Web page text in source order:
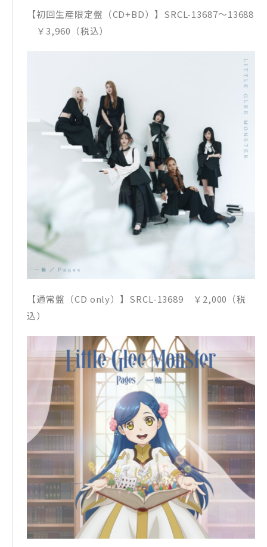
【初回生産限定盤（CD+BD）】SRCL-13687〜13688
￥3,960（税込）
【通常盤（CD only）】SRCL-13689 ￥2,000（税
込）